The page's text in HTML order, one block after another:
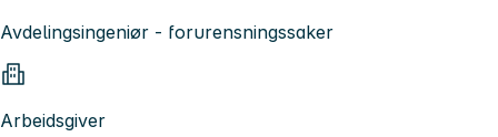
Avdelingsingeniør - forurensningssaker
Arbeidsgiver